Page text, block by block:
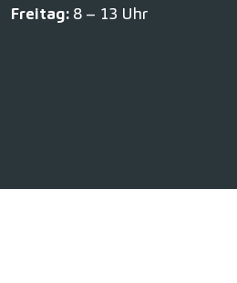
Freitag:8 – 13 Uhr